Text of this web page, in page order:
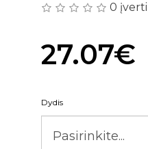
0
27.07€
Dydis